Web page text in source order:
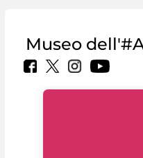
Museo